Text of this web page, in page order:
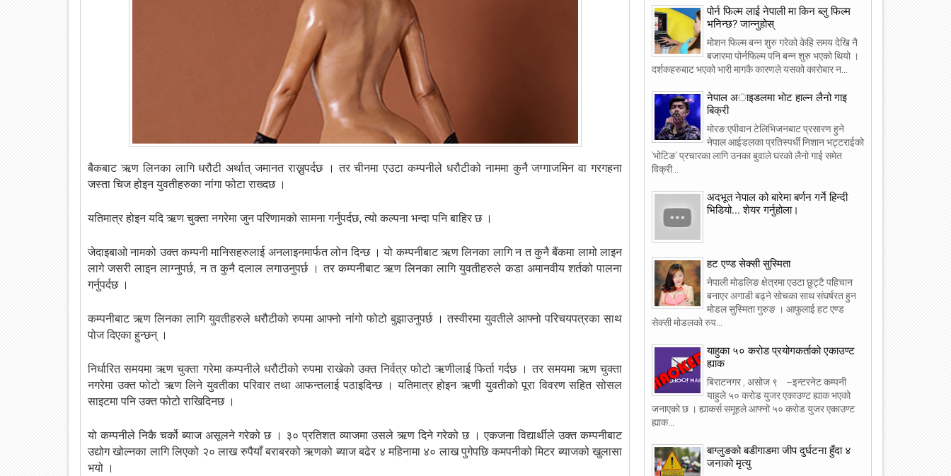
बैकबाट ऋण लिनका लागि धरौटी अर्थात् जमानत राख्नुपर्दछ । तर चीनमा एउटा कम्पनीले धरौटीको नाममा कुनै जग्गाजमिन वा गरगहना
जस्ता चिज होइन युवतीहरुका नांगा फोटा राख्दछ ।
यतिमात्र होइन यदि ऋण चुक्ता नगरेमा जुन परिणामको सामना गर्नुपर्दछ, त्यो कल्पना भन्दा पनि बाहिर छ ।
जेदाइबाओ नामको उक्त कम्पनी मानिसहरुलाई अनलाइनमार्फत लोन दिन्छ । यो कम्पनीबाट ऋण लिनका लागि न त कुनै बैंकमा लामो लाइन
लागे जसरी लाइन लाग्नुपर्छ, न त कुनै दलाल लगाउनुपर्छ । तर कम्पनीबाट ऋण लिनका लागि युवतीहरुले कडा अमानवीय शर्तको पालना
गर्नुपर्दछ ।
कम्पनीबाट ऋण लिनका लागि युवतीहरुले धरौटीको रुपमा आफ्नो नांगो फोटो बुझाउनुपर्छ । तस्वीरमा युवतीले आफ्नो परिचयपत्रका साथ
पोज दिएका हुन्छन् ।
निर्धारित समयमा ऋण चुक्ता गरेमा कम्पनीले धरौटीको रुपमा राखेको उक्त निर्वत्र फोटो ऋणीलाई फिर्ता गर्दछ । तर समयमा ऋण चुक्ता
नगरेमा उक्त फोटो ऋण लिने युवतीका परिवार तथा आफन्तलाई पठाइदिन्छ । यतिमात्र होइन ऋणी युवतीको पूरा विवरण सहित सोसल
साइटमा पनि उक्त फोटो राखिदिनछ ।
यो कम्पनीले निकै चर्को ब्याज असूलने गरेको छ । ३० प्रतिशत व्याजमा उसले ऋण दिने गरेको छ । एकजना विद्यार्थीले उक्त कम्पनीबाट
उद्योग खोल्नका लागि लिएको २० लाख रुपैयाँ बराबरको ऋणको ब्याज बढेर ४ महिनामा ४० लाख पुगेपछि कमपनीको मिटर ब्याजको खुलासा
भयो ।
पोर्न फिल्म लाई नेपाली मा किन ब्लु फिल्म
भनिन्छ? जान्नुहोस्
मोशन फिल्म बन्न शुरु गरेको केहि समय देखि नै
बजारमा पोर्नफिल्म पनि बन्न शुरु भएको थियो ।
दर्शकहरुबाट भएको भारी मागकै कारणले यसको कारोबार न...
नेपाल अाइडलमा भाेट हाल्न लैनो गाइ
बिक्री
मोरङ:एपीवान टेलिभिजनबाट प्रसारण हुने
नेपाल आईडलका प्रतिस्पर्धी निशान भट्टराईको
‘भोटिङ’ प्रचारका लागि उनका बुवाले घरको लैनो गाई समेत
विक्री...
अदभूत नेपाल को बारेमा बर्णन गर्ने हिन्दी
भिडियो... शेयर गर्नुहोला।
हट एण्ड सेक्सी सुस्मिता
नेपाली मोडलिङ क्षेत्रमा एउटा छुट्टै पहिचान
बनाएर अगाडी बढ्ने सोचका साथ संघर्षरत हुन
मोडल सुस्मिता गुरुङ । आफुलाई हट एण्ड
सेक्सी मोडलको रुप...
याहुका ५० करोड प्रयोगकर्ताको एकाउण्ट
ह्याक
बिराटनगर , असोज ९ –इन्टरनेट कम्पनी
याहुले ५० करोड युजर एकाउण्ट ह्याक भएको
जनाएको छ । ह्याकर्स समूहले आफ्नो ५० करोड युजर एकाउण्ट
ह्याक...
बाग्लुङको बडीगाडमा जीप दुर्घटना हुँदा ४
जनाको मृत्यु